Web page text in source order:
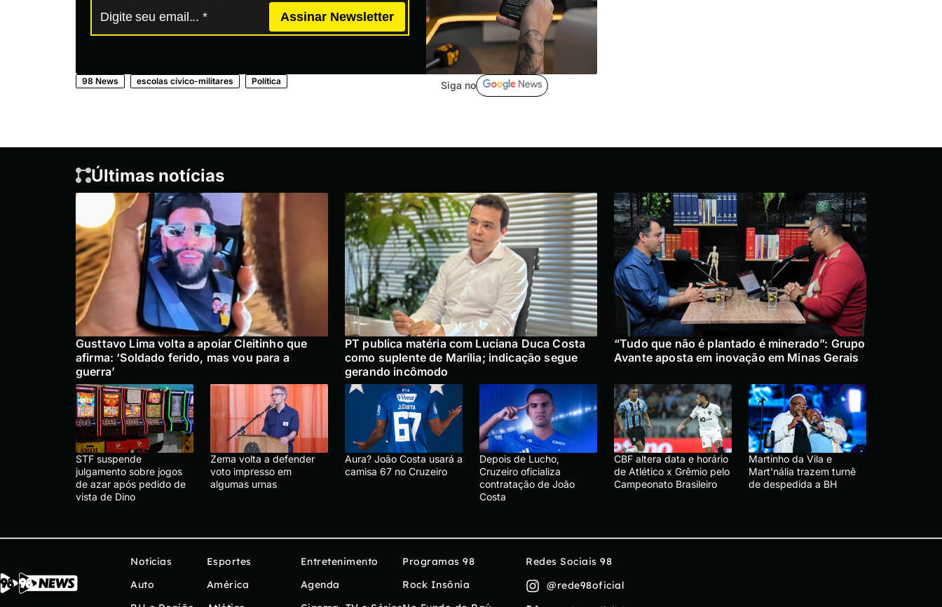
Assinar Newsletter
98 News escolas cívico-militares Política Siga no
Últimas notícias
Gusttavo Lima volta a apoiar Cleitinho que
afirma: ‘Soldado ferido, mas vou para a
guerra’
PT publica matéria com Luciana Duca Costa
como suplente de Marília; indicação segue
gerando incômodo
“Tudo que não é plantado é minerado”: Grupo
Avante aposta em inovação em Minas Gerais
STF suspende
julgamento sobre jogos
de azar após pedido de
vista de Dino
Zema volta a defender
voto impresso em
algumas urnas
Aura? João Costa usará a
camisa 67 no Cruzeiro
Depois de Lucho,
Cruzeiro oficializa
contratação de João
Costa
CBF altera data e horário
de Atlético x Grêmio pelo
Campeonato Brasileiro
Martinho da Vila e
Mart’nália trazem turnê
de despedida a BH
Notícias
Auto
Esportes
América
Entretenimento
Agenda
Programas 98
Rock Insônia
Redes Sociais 98
@rede98oficial